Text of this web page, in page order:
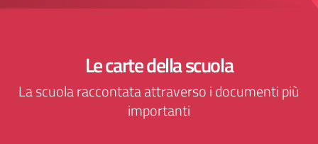
Le carte della scuola
La scuola raccontata attraverso i documenti più
importanti